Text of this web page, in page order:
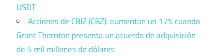
USDT
Acciones de CBIZ (CBZ): aumentan un 17% cuando
Grant Thornton presenta un acuerdo de adquisición
de 5 mil millones de dólares